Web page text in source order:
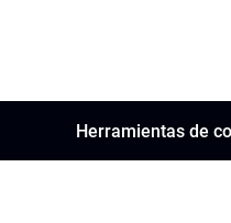
Herramientas de